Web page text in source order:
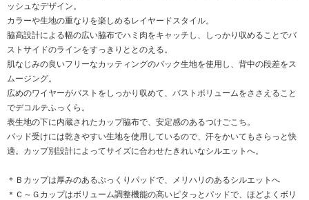
ッシュなデザイン。
カラーや生地の重なりを楽しめるレイヤードスタイル。
脇高設計による幅の広い脇布でハミ肉をキャッチし、しっかり収めることでバ
ストサイドのラインをすっきりととのえる。
肌なじみの良いフリーなカッティングのバック生地を使用し、背中の段差をス
ムージング。
広めのワイヤーがバストをしっかり収めて、バストボリュームをささえること
でデコルテふっくら。
表生地の下に内蔵されたカップ脇布で、安定感のあるつけごこち。
パッド受けには乾きやすい生地を使用しているので、汗をかいてもさらっと快
適。カップ別設計によってサイズに合わせたきれいなシルエットへ。
＊Ｂカップは厚みのあるぷっくりパッドで、メリハリのあるシルエットへ
＊Ｃ～Ｇカップはボリューム調整機能の高いピタっとパッドで、ほどよくボリ